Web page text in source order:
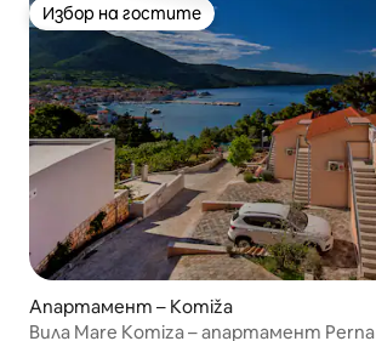
Избор на гостите
Избор на гостите
Апартамент – Komiža
Вила Mare Komiza – апартамент Perna